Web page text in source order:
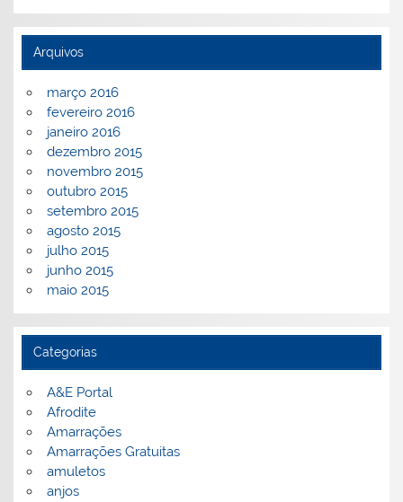
Arquivos
março 2016
fevereiro 2016
janeiro 2016
dezembro 2015
novembro 2015
outubro 2015
setembro 2015
agosto 2015
julho 2015
junho 2015
maio 2015
Categorias
A&E Portal
Afrodite
Amarrações
Amarrações Gratuitas
amuletos
anjos